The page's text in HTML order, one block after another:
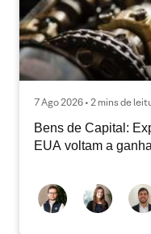
7 Ago 2026 • 2 mins de
Bens de Capital:
EUA voltam a